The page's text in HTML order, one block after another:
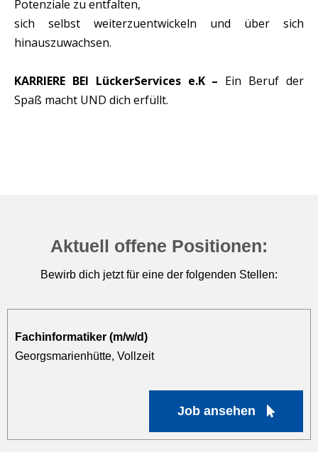
Potenziale zu entfalten,
sich selbst weiterzuentwickeln und über sich
hinauszuwachsen.
KARRIERE BEI LückerServices e.K – Ein Beruf der
Spaß macht UND dich erfüllt.
Aktuell offene Positionen:
Bewirb dich jetzt für eine der folgenden Stellen:
Fachinformatiker (m/w/d)
Georgsmarienhütte, Vollzeit
Job ansehen